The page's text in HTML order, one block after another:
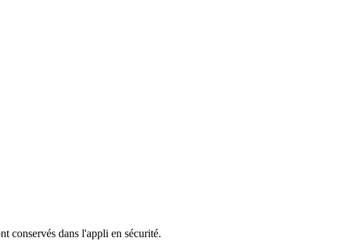
conservés dans l'appli en sécurité.